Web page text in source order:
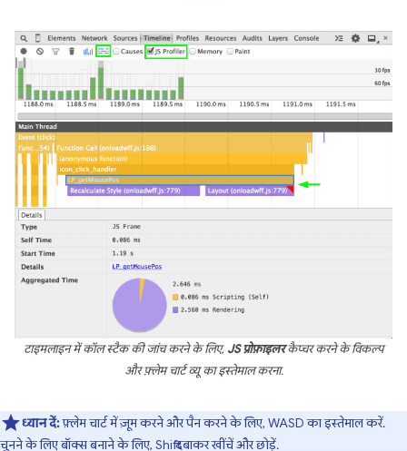
टाइमलाइन में कॉल स्टैक की जांच करने के लिए, JS प्रोफ़ाइलरकैप्चर करने के विकल्प
और फ़्लेम चार्ट व्यू का इस्तेमाल करना.
ध्यान दें:फ़्लेम चार्ट में ज़ूम करने और पैन करने के लिए, WASD का इस्तेमाल करें.
चुनने के लिए बॉक्स बनाने के लिए, Shift दबाकर खींचें और छोड़ें.